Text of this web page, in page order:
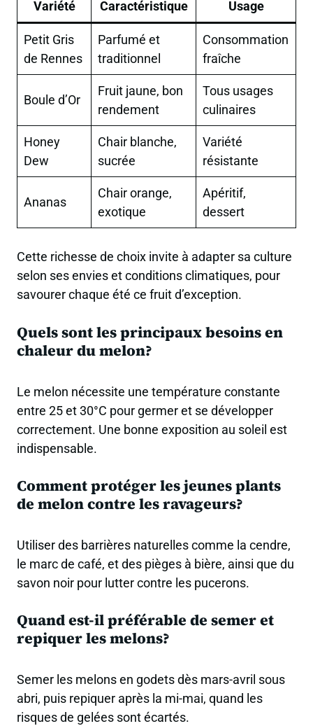
Variété Caractéristique Usage
Petit Gris
de Rennes
Parfumé et
traditionnel
Consommation
fraîche
Boule d’Or
Fruit jaune, bon
rendement
Tous usages
culinaires
Honey
Dew
Chair blanche,
sucrée
Variété
résistante
Ananas
Chair orange,
exotique
Apéritif,
dessert
Cette richesse de choix invite à adapter sa culture
selon ses envies et conditions climatiques, pour
savourer chaque été ce fruit d’exception.
Quels sont les principaux besoins en
chaleur du melon?
Le melon nécessite une température constante
entre 25 et 30°C pour germer et se développer
correctement. Une bonne exposition au soleil est
indispensable.
Comment protéger les jeunes plants
de melon contre les ravageurs?
Utiliser des barrières naturelles comme la cendre,
le marc de café, et des pièges à bière, ainsi que du
savon noir pour lutter contre les pucerons.
Quand est-il préférable de semer et
repiquer les melons?
Semer les melons en godets dès mars-avril sous
abri, puis repiquer après la mi-mai, quand les
risques de gelées sont écartés.